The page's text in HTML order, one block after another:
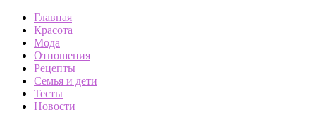
Главная
Красота
Мода
Отношения
Рецепты
Семья и дети
Тесты
Новости